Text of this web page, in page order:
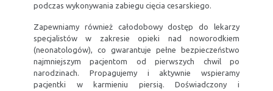
podczas wykonywania zabiegu cięcia cesarskiego.
Zapewniamy również całodobowy dostęp do lekarzy
specjalistów w zakresie opieki nad noworodkiem
(neonatologów), co gwarantuje pełne bezpieczeństwo
najmniejszym pacjentom od pierwszych chwil po
narodzinach. Propagujemy i aktywnie wspieramy
pacjentki w karmieniu piersią. Doświadczony i